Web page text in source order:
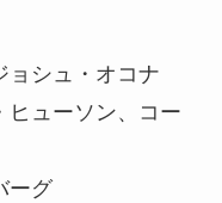
ョシュ・オコナ
ヒューソン、コー
ーグ